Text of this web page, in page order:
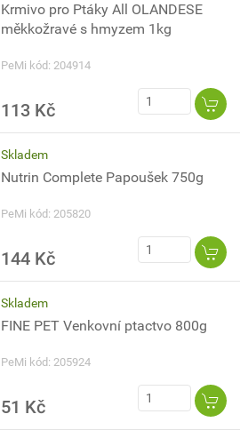
Krmivo pro Ptáky All OLANDESE
měkkožravé s hmyzem 1kg
PeMi kód: 204914
113 Kč
Skladem
Nutrin Complete Papoušek 750g
PeMi kód: 205820
144 Kč
Skladem
FINE PET Venkovní ptactvo 800g
PeMi kód: 205924
51 Kč